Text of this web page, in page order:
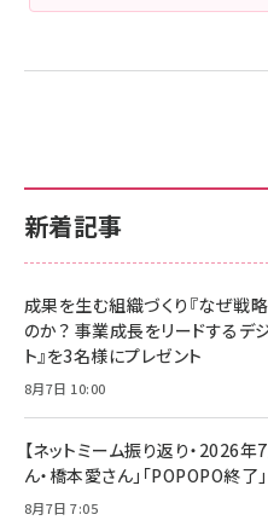
新着記事
成果を生む組織づくり『なぜ戦
のか？ 事業成長をリードするデ
ト』を3名様にプレゼント
8月7日 10:00
【ネットミーム振り返り・2026年
ん・橋本愛さん」「POPOPO終了
8月7日 7:05